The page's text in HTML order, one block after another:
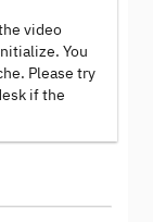
video
You
Please try
if the